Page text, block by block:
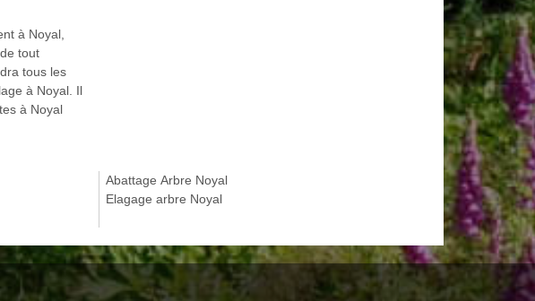
à Noyal,
tout
tous les
à Noyal. Il
à Noyal
Abattage Arbre Noyal
Elagage arbre Noyal